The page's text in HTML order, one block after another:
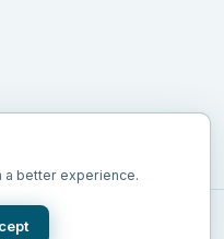
a better experience.